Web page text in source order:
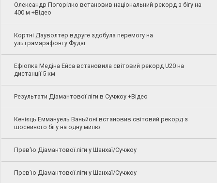
Олександр Погорілко встановив національний рекорд з бігу на
400 м +Відео
Кортні Дауволтер вдруге здобула перемогу на
ультрамарафоні у Фудзі
Ефіопка Медіна Ейса встановила світовий рекорд U20 на
дистанції 5 км
Результати Діамантової ліги в Сучжоу +Відео
Кенієць Еммануель Ваньйоні встановив світовий рекорд з
шосейного бігу на одну милю
Прев'ю Діамантової ліги у Шанхаї/Сучжоу
Прев'ю Діамантової ліги у Шанхаї/Сучжоу